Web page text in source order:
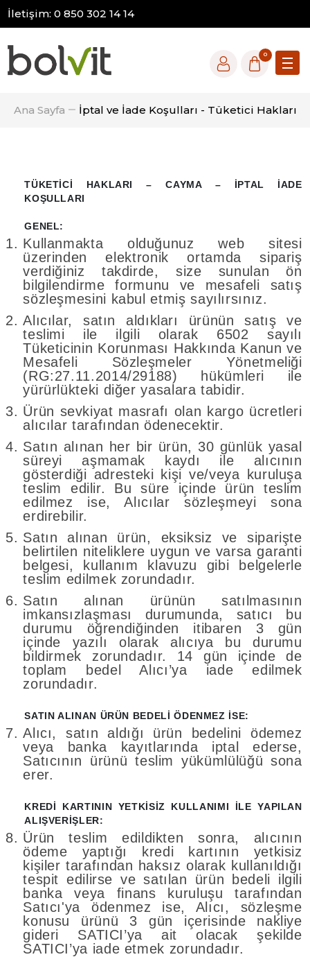
İletişim: 0 850 302 14 14
0
Ana Sayfa İptal ve İade Koşulları - Tüketici Hakları
TÜKETİCİ HAKLARI – CAYMA – İPTAL İADE
KOŞULLARI
GENEL:
Kullanmakta olduğunuz web sitesi
üzerinden elektronik ortamda sipariş
verdiğiniz takdirde, size sunulan ön
bilgilendirme formunu ve mesafeli satış
sözleşmesini kabul etmiş sayılırsınız.
Alıcılar, satın aldıkları ürünün satış ve
teslimi ile ilgili olarak 6502 sayılı
Tüketicinin Korunması Hakkında Kanun ve
Mesafeli Sözleşmeler Yönetmeliği
(RG:27.11.2014/29188) hükümleri ile
yürürlükteki diğer yasalara tabidir.
Ürün sevkiyat masrafı olan kargo ücretleri
alıcılar tarafından ödenecektir.
Satın alınan her bir ürün, 30 günlük yasal
süreyi aşmamak kaydı ile alıcının
gösterdiği adresteki kişi ve/veya kuruluşa
teslim edilir. Bu süre içinde ürün teslim
edilmez ise, Alıcılar sözleşmeyi sona
erdirebilir.
Satın alınan ürün, eksiksiz ve siparişte
belirtilen niteliklere uygun ve varsa garanti
belgesi, kullanım klavuzu gibi belgelerle
teslim edilmek zorundadır.
Satın alınan ürünün satılmasının
imkansızlaşması durumunda, satıcı bu
durumu öğrendiğinden itibaren 3 gün
içinde yazılı olarak alıcıya bu durumu
bildirmek zorundadır. 14 gün içinde de
toplam bedel Alıcı’ya iade edilmek
zorundadır.
SATIN ALINAN ÜRÜN BEDELİ ÖDENMEZ İSE:
Alıcı, satın aldığı ürün bedelini ödemez
veya banka kayıtlarında iptal ederse,
Satıcının ürünü teslim yükümlülüğü sona
erer.
KREDİ KARTININ YETKİSİZ KULLANIMI İLE YAPILAN
ALIŞVERİŞLER:
Ürün teslim edildikten sonra, alıcının
ödeme yaptığı kredi kartının yetkisiz
kişiler tarafından haksız olarak kullanıldığı
tespit edilirse ve satılan ürün bedeli ilgili
banka veya finans kuruluşu tarafından
Satıcı'ya ödenmez ise, Alıcı, sözleşme
konusu ürünü 3 gün içerisinde nakliye
gideri SATICI’ya ait olacak şekilde
SATICI’ya iade etmek zorundadır.